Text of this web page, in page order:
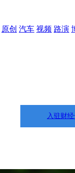
原创 汽车 视频 路演
入驻财